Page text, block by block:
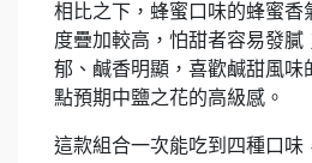
相比之下，蜂蜜口味的蜂蜜香
度疊加較高，怕甜者容易發膩
郁、鹹香明顯，喜歡鹹甜風味
點預期中鹽之花的高級感。
這款組合一次能吃到四種口味